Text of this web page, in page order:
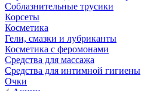
Соблазнительные трусики
Корсеты
Косметика
Гели, смазки и лубриканты
Косметика с феромонами
Средства для массажа
Средства для интимной гигиены
Очки